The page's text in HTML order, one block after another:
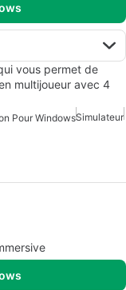
vous permet de
multijoueur avec 4
Pour WindowsSimulateur